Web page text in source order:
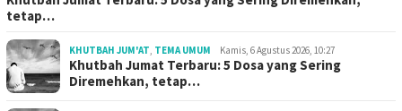
tetap…
KHUTBAH JUM'AT TEMA UMUM Kamis, 6 Agustus 2026, 10:27
Khutbah Jumat Terbaru: 5 Dosa yang Sering
Diremehkan, tetap…